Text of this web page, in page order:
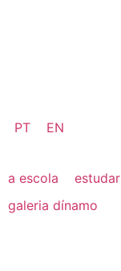
PT EN
a escola estudar
galeria dínamo